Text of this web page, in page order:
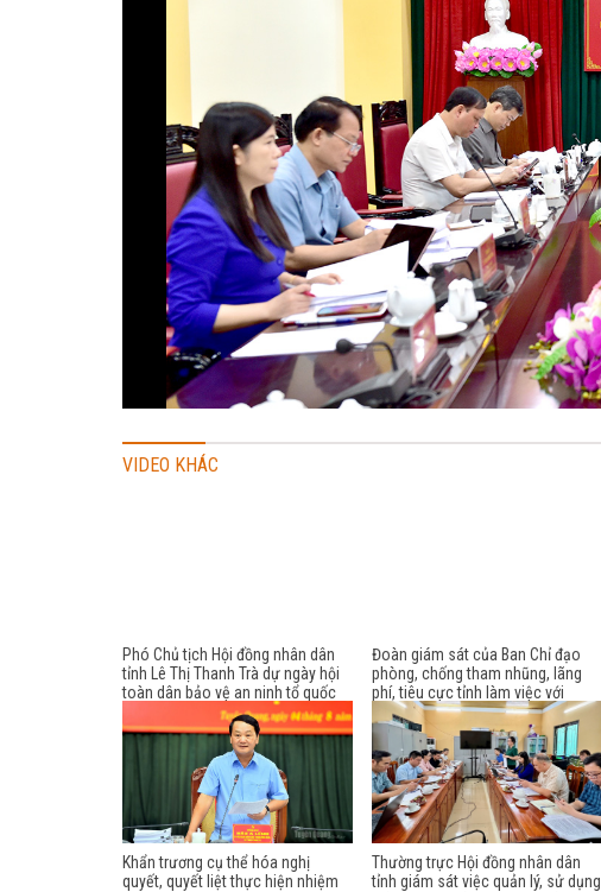
VIDEO KHÁC
Phó Chủ tịch Hội đồng nhân dân
tỉnh Lê Thị Thanh Trà dự ngày hội
toàn dân bảo vệ an ninh tổ quốc
năm 2026 tại xã Xuân Vân
Đoàn giám sát của Ban Chỉ đạo
phòng, chống tham nhũng, lãng
phí, tiêu cực tỉnh làm việc với
Đảng ủy Hội đồng nhân dân tỉnh
Khẩn trương cụ thể hóa nghị
quyết, quyết liệt thực hiện nhiệm
Thường trực Hội đồng nhân dân
tỉnh giám sát việc quản lý, sử dụng